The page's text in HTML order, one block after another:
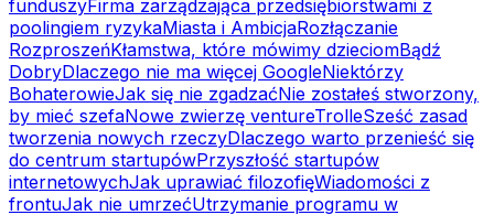
funduszyFirma zarządzająca przedsiębiorstwami z
poolingiem ryzykaMiasta i AmbicjaRozłączanie
RozproszeńKłamstwa, które mówimy dzieciomBądź
DobryDlaczego nie ma więcej GoogleNiektórzy
BohaterowieJak się nie zgadzaćNie zostałeś stworzony,
by mieć szefaNowe zwierzę ventureTrolleSześć zasad
tworzenia nowych rzeczyDlaczego warto przenieść się
do centrum startupówPrzyszłość startupów
internetowychJak uprawiać filozofięWiadomości z
frontuJak nie umrzećUtrzymanie programu w